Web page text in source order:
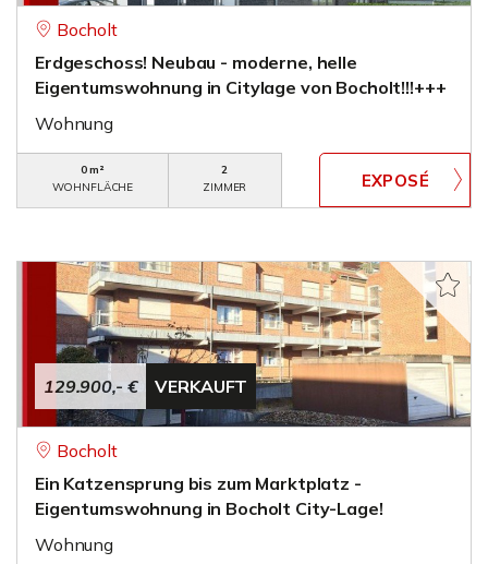
Bocholt
Erdgeschoss! Neubau - moderne, helle
Eigentumswohnung in Citylage von Bocholt!!!+++
Wohnung
0 m²
WOHNFLÄCHE
2
ZIMMER
129.900,- € VERKAUFT
Bocholt
Ein Katzensprung bis zum Marktplatz -
Eigentumswohnung in Bocholt City-Lage!
Wohnung